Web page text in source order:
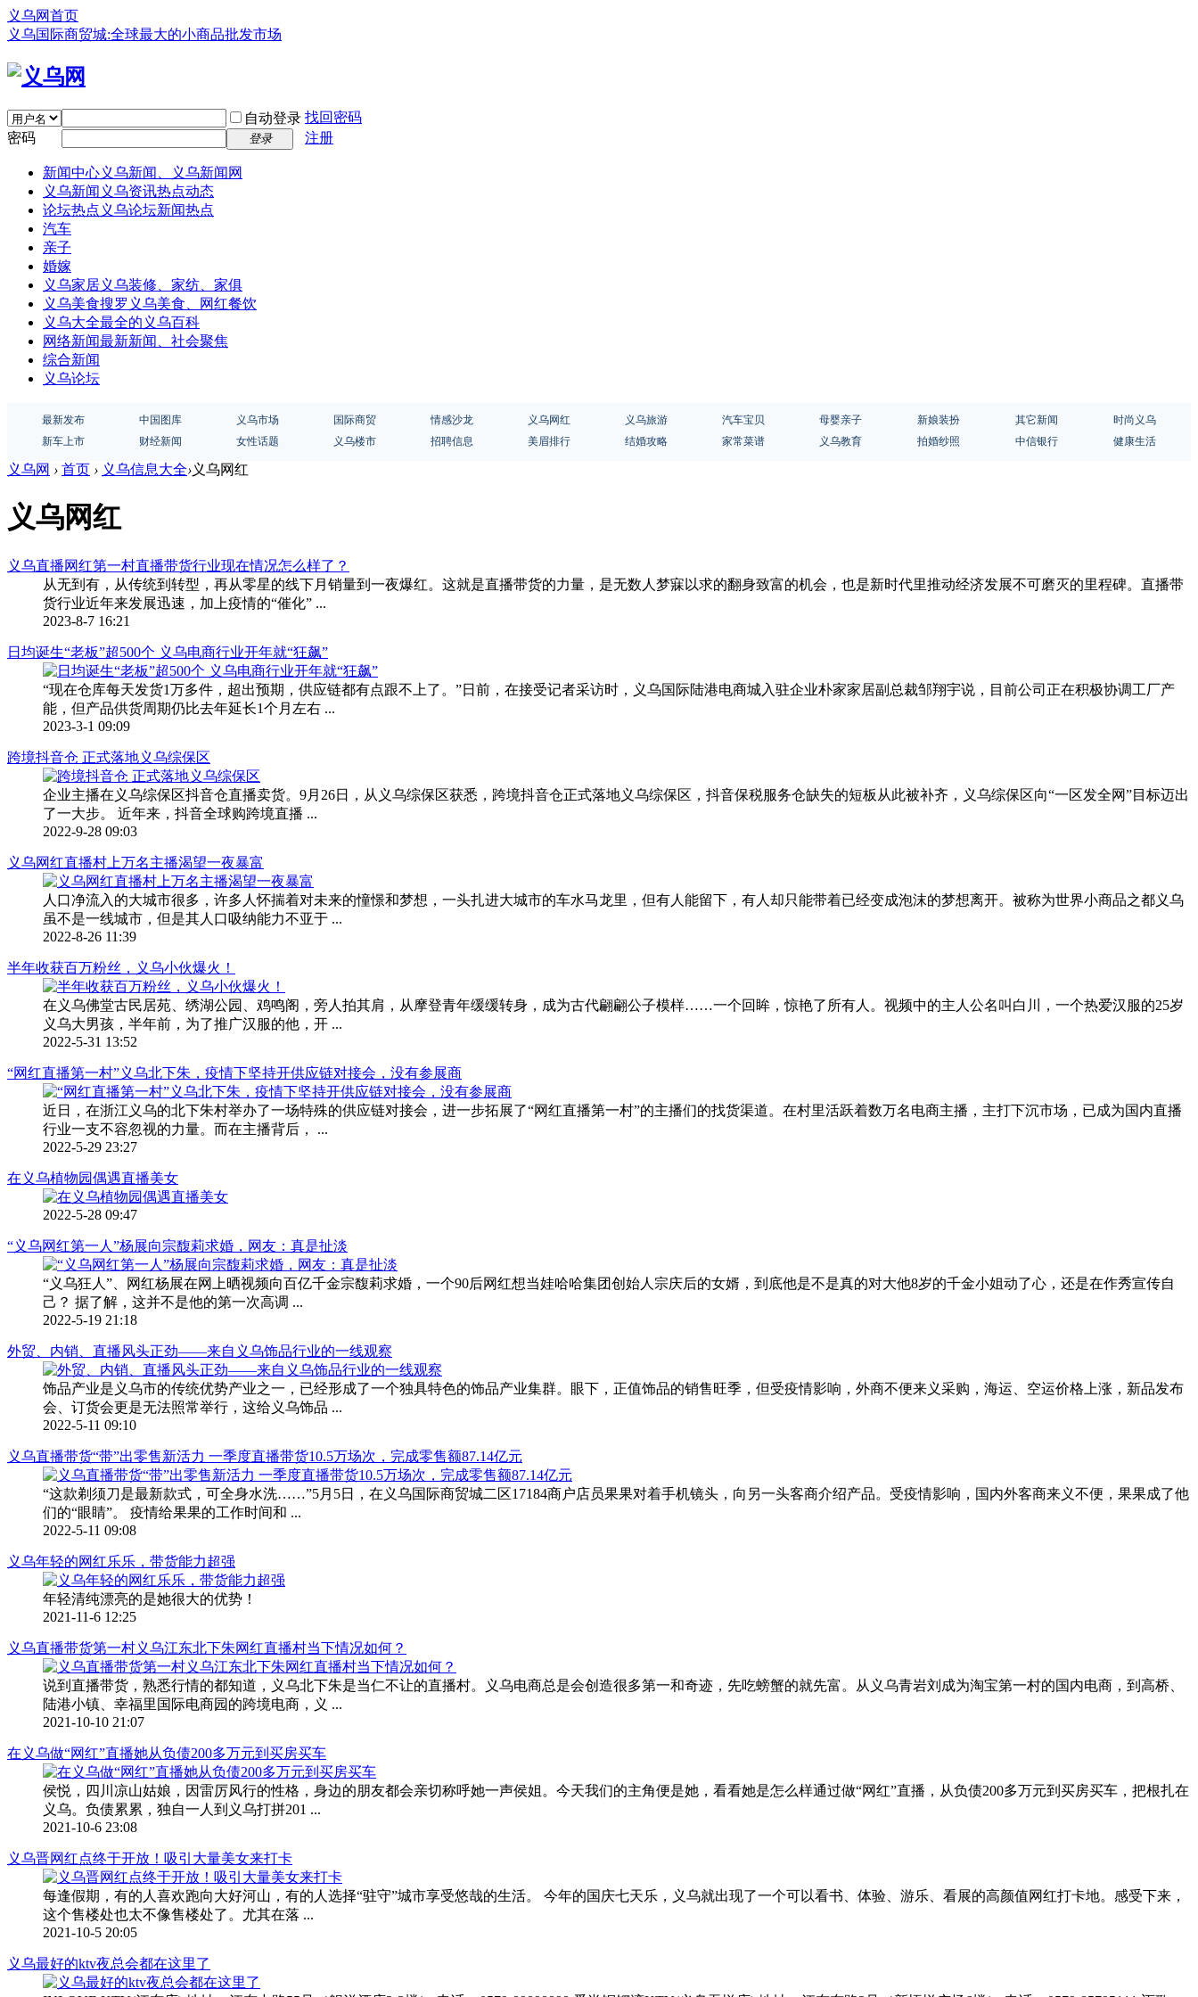
义乌网首页
义乌国际商贸城:全球最大的小商品批发市场
自动登录 找回密码
密码
登录 注册
新闻中心义乌新闻、义乌新闻网
义乌新闻 义乌资讯热点动态
论坛热点 义乌论坛新闻热点
汽车
亲子
婚嫁
义乌家居义乌装修、家纺、家俱
义乌美食搜罗义乌美食、网红餐饮
义乌大全最全的义乌百科
网络新闻最新新闻、社会聚焦
综合新闻
义乌论坛
最新发布 中国图库 义乌市场 国际商贸 情感沙龙 义乌网红 义乌旅游 汽车宝贝 母婴亲子 新娘装扮 其它新闻
时尚义乌
新车上市
财经新闻 女性话题 义乌楼市 招聘信息 美眉排行 结婚攻略 家常菜谱 义乌教育 拍婚纱照 中信银行 健康生活
义乌网 › 首页 › 义乌信息大全›义乌网红
义乌网红
义乌直播网红第一村直播带货行业现在情况怎么样了？
从无到有，从传统到转型，再从零星的线下月销量到一夜爆红。这就是直播带货的力量，是无数人梦寐以求的翻身致富的机会，也是新时代里推动经济发展不可磨灭的里程碑。直播带
货行业近年来发展迅速，加上疫情的“催化” ...
2023-8-7 16:21
日均诞生“老板”超500个 义乌电商行业开年就“狂飙”
“现在仓库每天发货1万多件，超出预期，供应链都有点跟不上了。”日前，在接受记者采访时，义乌国际陆港电商城入驻企业朴家家居副总裁邹翔宇说，目前公司正在积极协调工厂产
能，但产品供货周期仍比去年延长1个月左右 ...
2023-3-1 09:09
跨境抖音仓 正式落地义乌综保区
企业主播在义乌综保区抖音仓直播卖货。9月26日，从义乌综保区获悉，跨境抖音仓正式落地义乌综保区，抖音保税服务仓缺失的短板从此被补齐，义乌综保区向“一区发全网”目标迈出
了一大步。 近年来，抖音全球购跨境直播 ...
2022-9-28 09:03
义乌网红直播村上万名主播渴望一夜暴富
人口净流入的大城市很多，许多人怀揣着对未来的憧憬和梦想，一头扎进大城市的车水马龙里，但有人能留下，有人却只能带着已经变成泡沫的梦想离开。被称为世界小商品之都义乌
虽不是一线城市，但是其人口吸纳能力不亚于 ...
2022-8-26 11:39
半年收获百万粉丝，义乌小伙爆火！
在义乌佛堂古民居苑、绣湖公园、鸡鸣阁，旁人拍其肩，从摩登青年缓缓转身，成为古代翩翩公子模样……一个回眸，惊艳了所有人。视频中的主人公名叫白川，一个热爱汉服的25岁
义乌大男孩，半年前，为了推广汉服的他，开 ...
2022-5-31 13:52
“网红直播第一村”义乌北下朱，疫情下坚持开供应链对接会，没有参展商
近日，在浙江义乌的北下朱村举办了一场特殊的供应链对接会，进一步拓展了“网红直播第一村”的主播们的找货渠道。在村里活跃着数万名电商主播，主打下沉市场，已成为国内直播
行业一支不容忽视的力量。而在主播背后， ...
2022-5-29 23:27
在义乌植物园偶遇直播美女
2022-5-28 09:47
“义乌网红第一人”杨展向宗馥莉求婚，网友：真是扯淡
“义乌狂人”、网红杨展在网上晒视频向百亿千金宗馥莉求婚，一个90后网红想当娃哈哈集团创始人宗庆后的女婿，到底他是不是真的对大他8岁的千金小姐动了心，还是在作秀宣传自
己？ 据了解，这并不是他的第一次高调 ...
2022-5-19 21:18
外贸、内销、直播风头正劲——来自义乌饰品行业的一线观察
饰品产业是义乌市的传统优势产业之一，已经形成了一个独具特色的饰品产业集群。眼下，正值饰品的销售旺季，但受疫情影响，外商不便来义采购，海运、空运价格上涨，新品发布
会、订货会更是无法照常举行，这给义乌饰品 ...
2022-5-11 09:10
义乌直播带货“带”出零售新活力 一季度直播带货10.5万场次，完成零售额87.14亿元
“这款剃须刀是最新款式，可全身水洗……”5月5日，在义乌国际商贸城二区17184商户店员果果对着手机镜头，向另一头客商介绍产品。受疫情影响，国内外客商来义不便，果果成了他
们的“眼睛”。 疫情给果果的工作时间和 ...
2022-5-11 09:08
义乌年轻的网红乐乐，带货能力超强
年轻清纯漂亮的是她很大的优势！
2021-11-6 12:25
义乌直播带货第一村义乌江东北下朱网红直播村当下情况如何？
说到直播带货，熟悉行情的都知道，义乌北下朱是当仁不让的直播村。义乌电商总是会创造很多第一和奇迹，先吃螃蟹的就先富。从义乌青岩刘成为淘宝第一村的国内电商，到高桥、
陆港小镇、幸福里国际电商园的跨境电商，义 ...
2021-10-10 21:07
在义乌做“网红”直播她从负债200多万元到买房买车
侯悦，四川凉山姑娘，因雷厉风行的性格，身边的朋友都会亲切称呼她一声侯姐。今天我们的主角便是她，看看她是怎么样通过做“网红”直播，从负债200多万元到买房买车，把根扎在
义乌。负债累累，独自一人到义乌打拼201 ...
2021-10-6 23:08
义乌晋网红点终于开放！吸引大量美女来打卡
每逢假期，有的人喜欢跑向大好河山，有的人选择“驻守”城市享受悠哉的生活。 今年的国庆七天乐，义乌就出现了一个可以看书、体验、游乐、看展的高颜值网红打卡地。感受下来，
这个售楼处也太不像售楼处了。尤其在落 ...
2021-10-5 20:05
义乌最好的ktv夜总会都在这里了